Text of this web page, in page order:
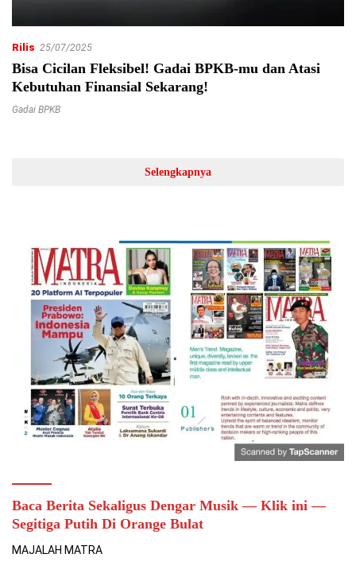
Rilis 25/07/2025
Bisa Cicilan Fleksibel! Gadai BPKB-mu dan Atasi
Kebutuhan Finansial Sekarang!
Gadai BPKB
Selengkapnya
Baca Berita Sekaligus Dengar Musik — Klik ini —
Segitiga Putih Di Orange Bulat
MAJALAH MATRA